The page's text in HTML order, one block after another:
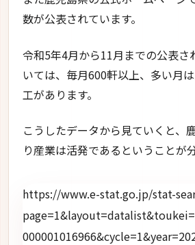
数が公表されています。
令和5年4月から11月までの公表さ
いては、毎月600軒以上、多い月
工があります。
こうしたデータから見ていくと、
り産業は活発であるということが
https://www.e-stat.go.jp/stat-